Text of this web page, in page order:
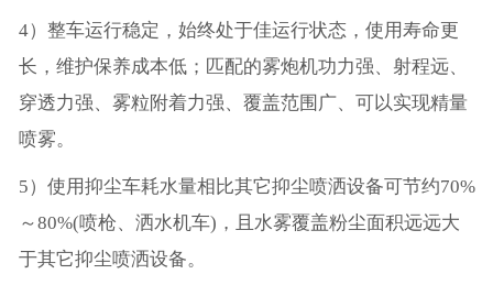
4）整车运行稳定，始终处于佳运行状态，使用寿命更
长，维护保养成本低；匹配的雾炮机功力强、射程远、
穿透力强、雾粒附着力强、覆盖范围广、可以实现精量
喷雾。
5）使用抑尘车耗水量相比其它抑尘喷洒设备可节约70%
～80%(喷枪、洒水机车)，且水雾覆盖粉尘面积远远大
于其它抑尘喷洒设备。